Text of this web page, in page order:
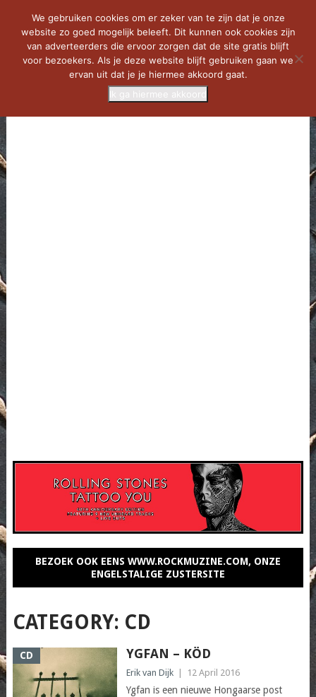
BEZOEK OOK EENS WWW.ROCKMUZINE.COM, ONZE
ENGELSTALIGE ZUSTERSITE
CATEGORY: CD
CD YGFAN – KÖD
Erik van Dijk 12 April 2016
Ygfan is een nieuwe Hongaarse post
We gebruiken cookies om er zeker van te zijn dat je onze
website zo goed mogelijk beleeft. Dit kunnen ook cookies zijn
van adverteerders die ervoor zorgen dat de site gratis blijft
voor bezoekers. Als je deze website blijft gebruiken gaan we
ervan uit dat je je hiermee akkoord gaat.
Ik ga hiermee akkoord